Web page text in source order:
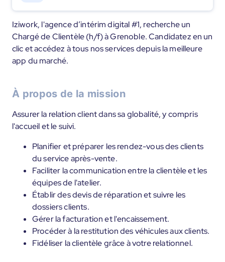
Iziwork, l'agence d’intérim digital #1, recherche un
Chargé de Clientèle (h/f) à Grenoble. Candidatez en un
clic et accédez à tous nos services depuis la meilleure
app du marché.
À propos de la mission
Assurer la relation client dans sa globalité, y compris
l'accueil et le suivi.
Planifier et préparer les rendez-vous des clients
du service après-vente.
Faciliter la communication entre la clientèle et les
équipes de l'atelier.
Établir des devis de réparation et suivre les
dossiers clients.
Gérer la facturation et l'encaissement.
Procéder à la restitution des véhicules aux clients.
Fidéliser la clientèle grâce à votre relationnel.